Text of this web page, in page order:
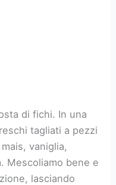
di fichi. In una
tagliati a pezzi
vaniglia,
Mescoliamo bene e
lasciando